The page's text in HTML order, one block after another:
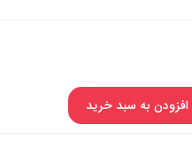
افزودن به سبد خرید